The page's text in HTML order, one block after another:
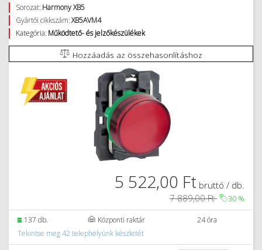
Sorozat: Harmony XB5
Gyártói cikkszám:XB5AVM4
Kategória: Működtető- és jelzőkészülékek
Hozzáadás az összehasonlításhoz
5 522,00 Ft bruttó / db.
7 889,00 Ft
30 %
137 db. Központi raktár
24 óra
Tekintse meg 42 telephelyünk készletét